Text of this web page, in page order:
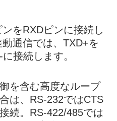
をRXDピンに接続し
通信では、TXD+を
接続します。
を含む高度なループ
は、RS-232ではCTS
続。RS-422/485では